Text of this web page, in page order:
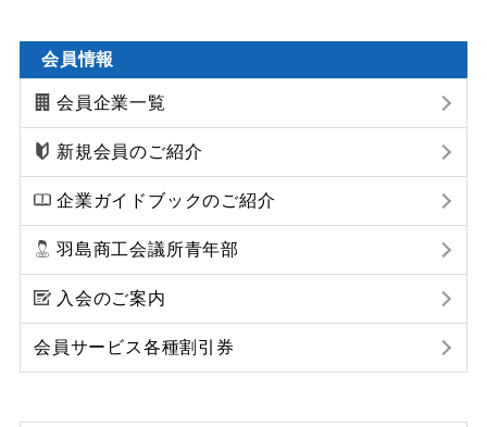
会員情報
会員企業一覧
新規会員のご紹介
企業ガイドブックのご紹介
羽島商工会議所青年部
入会のご案内
会員サービス各種割引券